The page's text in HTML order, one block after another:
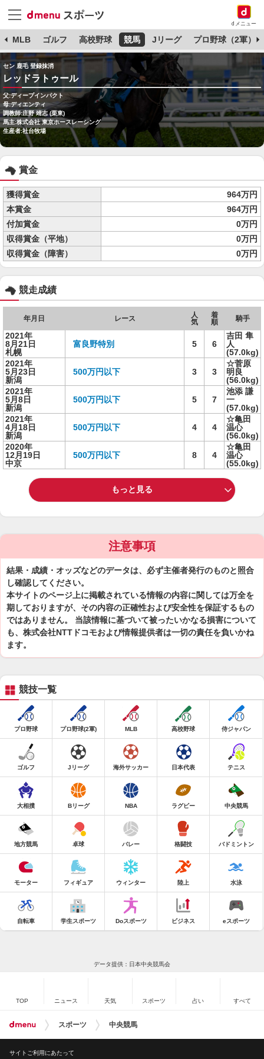
dメニュー
MLB ゴルフ 高校野球 競馬 Jリーグ プロ野球（2軍）
セン 鹿毛 登録抹消
レッドラトゥール
父:ディープインパクト
母:ディエンティ
調教師:庄野 靖志 (栗東)
馬主:株式会社 東京ホースレーシング
生産者:社台牧場
賞金
獲得賞金
964万円
本賞金
964万円
付加賞金
0万円
収得賞金（平地）
0万円
収得賞金（障害）
0万円
競走成績
年月日 レース
人
気
着
順
騎手
2021年
8月21日
札幌
富良野特別 5 6
吉田 隼
人
(57.0kg)
2021年
5月23日
新潟
500万円以下 3 3
☆菅原
明良
(56.0kg)
2021年
5月8日
新潟
500万円以下 5 7
池添 謙
一
(57.0kg)
2021年
4月18日
新潟
500万円以下 4 4
☆亀田
温心
(56.0kg)
2020年
12月19日
中京
500万円以下 8 4
☆亀田
温心
(55.0kg)
もっと見る
注意事項
結果・成績・オッズなどのデータは、必ず主催者発行のものと照合
し確認してください。
本サイトのページ上に掲載されている情報の内容に関しては万全を
期しておりますが、その内容の正確性および安全性を保証するもの
ではありません。 当該情報に基づいて被ったいかなる損害について
も、株式会社NTTドコモおよび情報提供者は一切の責任を負いかね
ます。
競技一覧
プロ野球 プロ野球(2軍) MLB 高校野球 侍ジャパン
ゴルフ Jリーグ 海外サッカー 日本代表 テニス
大相撲 Bリーグ NBA ラグビー 中央競馬
地方競馬 卓球 バレー 格闘技 バドミントン
モーター フィギュア ウィンター 陸上 水泳
自転車 学生スポーツ Doスポーツ ビジネス eスポーツ
データ提供：日本中央競馬会
TOP ニュース 天気 スポーツ 占い すべて
スポーツ 中央競馬
サイトご利用にあたって